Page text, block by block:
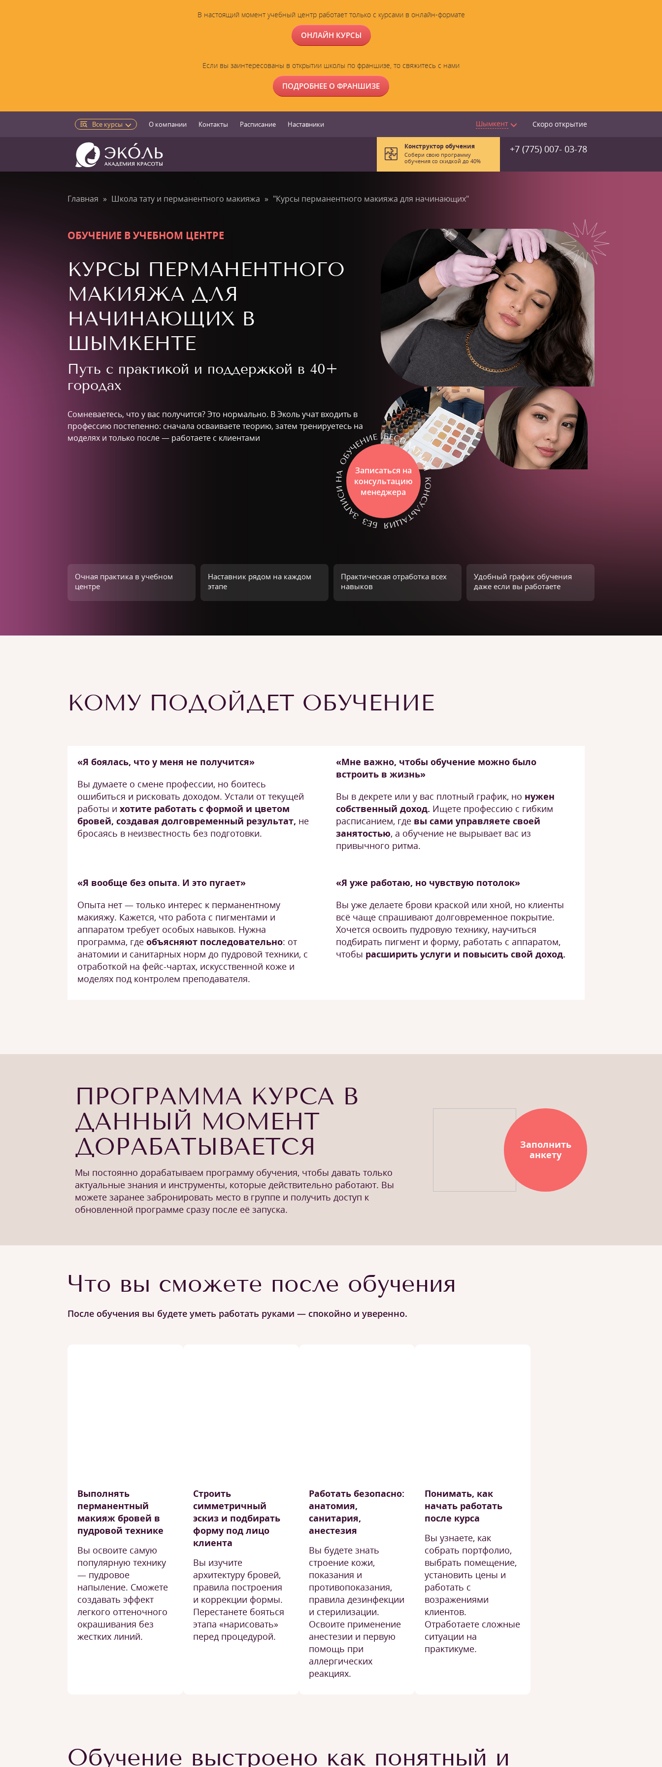
В настоящий момент учебный центр работает только с курсами в онлайн-формате
ОНЛАЙН КУРСЫ
Если вы заинтересованы в открытии школы по франшизе, то свяжитесь с нами
ПОДРОБНЕЕ О ФРАНШИЗЕ
Все курсы О компании Контакты Расписание Наставники Шымкент Скоро открытие
+7 (775) 007- 03-78
Конструктор обучения
Собери свою программу
обучения со скидкой до 40%
Главная Школа тату и перманентного макияжа "Курсы перманентного макияжа для начинающих"
ОБУЧЕНИЕ В УЧЕБНОМ ЦЕНТРЕ
КУРСЫ ПЕРМАНЕНТНОГО
МАКИЯЖА ДЛЯ
НАЧИНАЮЩИХ В
ШЫМКЕНТЕ
Путь с практикой и поддержкой в 40+
городах
Сомневаетесь, что у вас получится? Это нормально. В Эколь учат входить в
профессию постепенно: сначала осваиваете теорию, затем тренируетесь на
моделях и только после — работаете с клиентами
Записаться на
консультацию
менеджера
Очная практика в учебном
центре
Наставник рядом на каждом
этапе
Практическая отработка всех
навыков
Удобный график обучения
даже если вы работаете
КОМУ ПОДОЙДЕТ ОБУЧЕНИЕ
«Я боялась, что у меня не получится»
Вы думаете о смене профессии, но боитесь
ошибиться и рисковать доходом. Устали от текущей
работы и хотите работать с формой и цветом
бровей, создавая долговременный результат, не
бросаясь в неизвестность без подготовки.
«Мне важно, чтобы обучение можно было
встроить в жизнь»
Вы в декрете или у вас плотный график, но нужен
собственный доход. Ищете профессию с гибким
расписанием, где вы сами управляете своей
занятостью, а обучение не вырывает вас из
привычного ритма.
«Я вообще без опыта. И это пугает»
Опыта нет — только интерес к перманентному
макияжу. Кажется, что работа с пигментами и
аппаратом требует особых навыков. Нужна
программа, где объясняют последовательно: от
анатомии и санитарных норм до пудровой техники, с
отработкой на фейс-чартах, искусственной коже и
моделях под контролем преподавателя.
«Я уже работаю, но чувствую потолок»
Вы уже делаете брови краской или хной, но клиенты
всё чаще спрашивают долговременное покрытие.
Хочется освоить пудровую технику, научиться
подбирать пигмент и форму, работать с аппаратом,
чтобы расширить услуги и повысить свой доход.
ПРОГРАММА КУРСА В
ДАННЫЙ МОМЕНТ
ДОРАБАТЫВАЕТСЯ
Мы постоянно дорабатываем программу обучения, чтобы давать только
актуальные знания и инструменты, которые действительно работают. Вы
можете заранее забронировать место в группе и получить доступ к
обновленной программе сразу после её запуска.
Заполнить
анкету
Что вы сможете после обучения
После обучения вы будете уметь работать руками — спокойно и уверенно.
Выполнять
перманентный
макияж бровей в
пудровой технике
Вы освоите самую
популярную технику
— пудровое
напыление. Сможете
создавать эффект
легкого оттеночного
окрашивания без
жестких линий.
Строить
симметричный
эскиз и подбирать
форму под лицо
клиента
Вы изучите
архитектуру бровей,
правила построения
и коррекции формы.
Перестанете бояться
этапа «нарисовать»
перед процедурой.
Работать безопасно:
анатомия,
санитария,
анестезия
Вы будете знать
строение кожи,
показания и
противопоказания,
правила дезинфекции
и стерилизации.
Освоите применение
анестезии и первую
помощь при
аллергических
реакциях.
Понимать, как
начать работать
после курса
Вы узнаете, как
собрать портфолио,
выбрать помещение,
установить цены и
работать с
возражениями
клиентов.
Отработаете сложные
ситуации на
практикуме.
Обучение выстроено как понятный и